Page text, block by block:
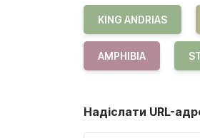
KING ANDRIAS
AMPHIBIA
Надіслати URL-